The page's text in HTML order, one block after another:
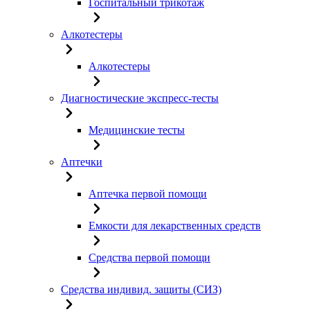
Госпитальный трикотаж
Алкотестеры
Алкотестеры
Диагностические экспресс-тесты
Медицинские тесты
Аптечки
Аптечка первой помощи
Емкости для лекарственных средств
Средства первой помощи
Средства индивид. защиты (СИЗ)